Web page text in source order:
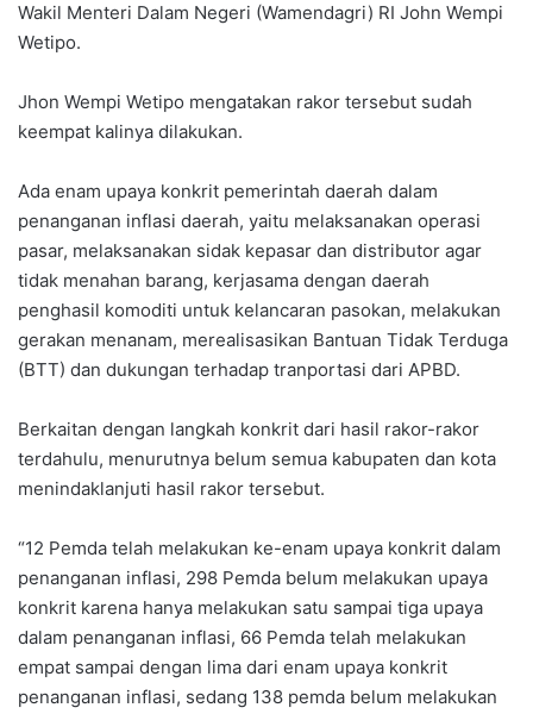
Wakil Menteri Dalam Negeri (Wamendagri) RI John Wempi
Wetipo.
Jhon Wempi Wetipo mengatakan rakor tersebut sudah
keempat kalinya dilakukan.
Ada enam upaya konkrit pemerintah daerah dalam
penanganan inflasi daerah, yaitu melaksanakan operasi
pasar, melaksanakan sidak kepasar dan distributor agar
tidak menahan barang, kerjasama dengan daerah
penghasil komoditi untuk kelancaran pasokan, melakukan
gerakan menanam, merealisasikan Bantuan Tidak Terduga
(BTT) dan dukungan terhadap tranportasi dari APBD.
Berkaitan dengan langkah konkrit dari hasil rakor-rakor
terdahulu, menurutnya belum semua kabupaten dan kota
menindaklanjuti hasil rakor tersebut.
“12 Pemda telah melakukan ke-enam upaya konkrit dalam
penanganan inflasi, 298 Pemda belum melakukan upaya
konkrit karena hanya melakukan satu sampai tiga upaya
dalam penanganan inflasi, 66 Pemda telah melakukan
empat sampai dengan lima dari enam upaya konkrit
penanganan inflasi, sedang 138 pemda belum melakukan